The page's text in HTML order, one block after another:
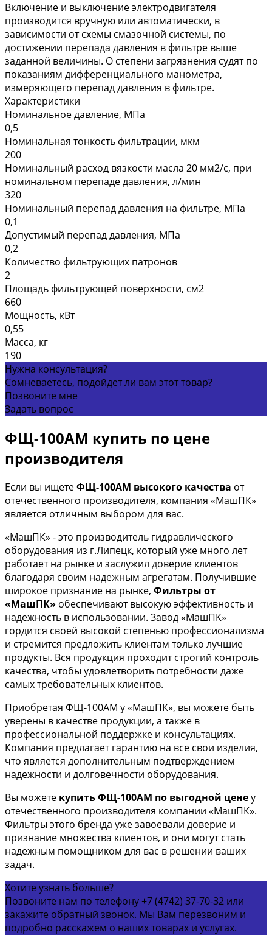
Включение и выключение электродвигателя
производится вручную или автоматически, в
зависимости от схемы смазочной системы, по
достижении перепада давления в фильтре выше
заданной величины. О степени загрязнения судят по
показаниям дифференциального манометра,
измеряющего перепад давления в фильтре.
Характеристики
Номинальное давление, МПа
0,5
Номинальная тонкость фильтрации, мкм
200
Номинальный расход вязкости масла 20 мм2/с, при
номинальном перепаде давления, л/мин
320
Номинальный перепад давления на фильтре, МПа
0,1
Допустимый перепад давления, МПа
0,2
Количество фильтрующих патронов
2
Площадь фильтрующей поверхности, см2
660
Мощность, кВт
0,55
Масса, кг
190
Нужна консультация?
Сомневаетесь, подойдет ли вам этот товар?
Позвоните мне
Задать вопрос
ФЩ-100АМ купить по цене
производителя
Если вы ищетеФЩ-100АМ высокого качества от
отечественного производителя, компания «МашПК»
является отличным выбором для вас.
«МашПК» - это производитель гидравлического
оборудования из г.Липецк, который уже много лет
работает на рынке и заслужил доверие клиентов
благодаря своим надежным агрегатам. Получившие
широкое признание на рынке, Фильтры от
«МашПК» обеспечивают высокую эффективность и
надежность в использовании. Завод «МашПК»
гордится своей высокой степенью профессионализма
и стремится предложить клиентам только лучшие
продукты. Вся продукция проходит строгий контроль
качества, чтобы удовлетворить потребности даже
самых требовательных клиентов.
Приобретая ФЩ-100АМ у «МашПК», вы можете быть
уверены в качестве продукции, а также в
профессиональной поддержке и консультациях.
Компания предлагает гарантию на все свои изделия,
что является дополнительным подтверждением
надежности и долговечности оборудования.
Вы можете купить ФЩ-100АМ по выгодной ценеу
отечественного производителя компании «МашПК».
Фильтры этого бренда уже завоевали доверие и
признание множества клиентов, и они могут стать
надежным помощником для вас в решении ваших
задач.
Хотите узнать больше?
Позвоните нам по телефону +7 (4742) 37-70-32 или
закажите обратный звонок. Мы Вам перезвоним и
подробно расскажем о наших товарах и услугах.